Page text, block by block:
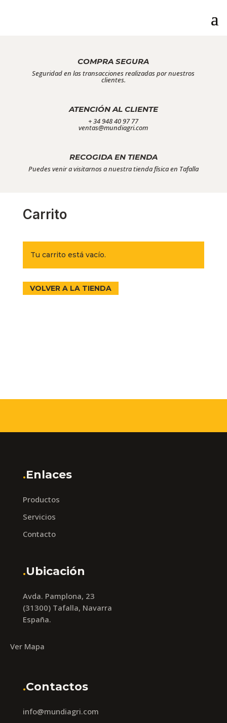
COMPRA SEGURA
Seguridad en las transacciones realizadas por nuestros
clientes.
ATENCIÓN AL CLIENTE
+ 34 948 40 97 77
ventas@mundiagri.com
RECOGIDA EN TIENDA
Puedes venir a visitarnos a nuestra tienda física en Tafalla
Carrito
Tu carrito está vacío.
VOLVER A LA TIENDA
.Enlaces
Productos
Servicios
Contacto
.Ubicación
Avda. Pamplona, 23
(31300) Tafalla, Navarra
España.
Ver Mapa
.Contactos
info@mundiagri.com